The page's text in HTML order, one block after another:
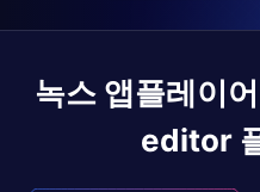
녹스 앱플레이
editor